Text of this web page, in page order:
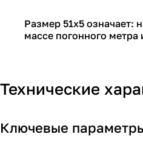
Размер 51х5 означает:
массе погонного
Технические
Ключевые